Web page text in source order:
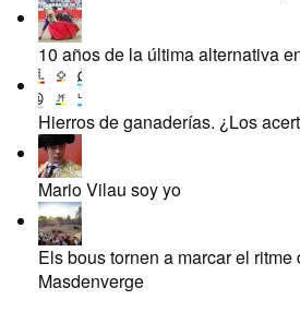
10 años de la última alternativa
Hierros de ganaderías. ¿Los
Mario Vilau soy yo
Els bous tornen a marcar el ritme
Masdenverge